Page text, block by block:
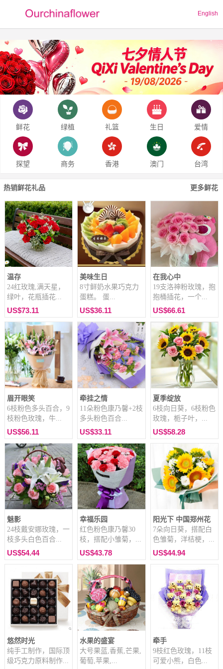
English
鲜花 绿植 礼篮 生日 爱情
探望 商务 香港 澳门 台湾
热销鲜花礼品 更多鲜花
温存
24红玫瑰,满天星，
绿叶，花瓶插花...
US$73.11
美味生日
8寸鲜奶水果巧克力
蛋糕。 蛋...
US$36.11
在我心中
19支洛神粉玫瑰，抱
抱桶插花，一个...
US$66.61
眉开眼笑
6枝粉色多头百合，9
枝粉色玫瑰，牛...
US$56.11
牵挂之情
11朵粉色康乃馨+2枝
多头粉色百合...
US$33.11
夏季绽放
6枝向日葵，6枝粉色
玫瑰，栀子叶，...
US$58.28
魅影
24枝戴安娜玫瑰，一
枝多头白色百合...
US$54.44
幸福乐园
红色粉色康乃馨30
枝，搭配小雏菊，...
US$43.78
阳光下 中国郑州花
7朵向日葵，搭配白
色雏菊，洋桔梗，...
US$44.94
悠然时光
纯手工制作，国际顶
级巧克力原料制作...
水果的盛宴
大号果蓝,香蕉,芒果,
葡萄,苹果,...
牵手
9枝红色玫瑰，11枝
可爱小熊，白色...